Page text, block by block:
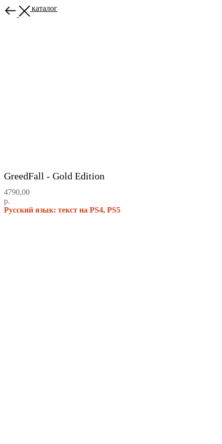
Назад в каталог
GreedFall - Gold Edition
4790,00
р.
Русский язык: текст на PS4, PS5